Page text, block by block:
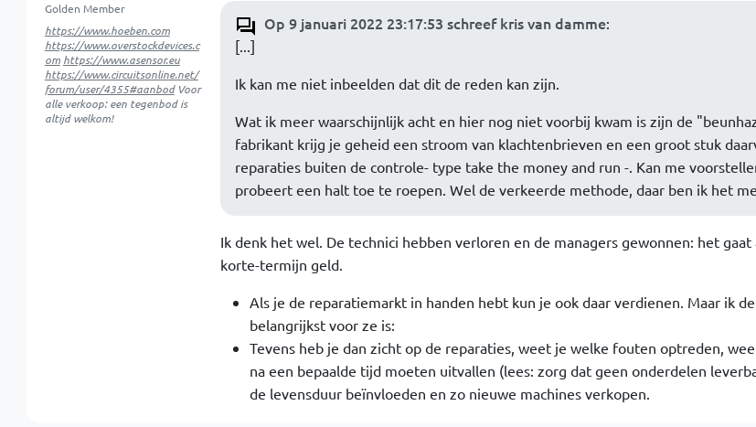
Golden Member
https://www.hoeben.com
https://www.overstockdevices.c
om https://www.asensor.eu
https://www.circuitsonline.net/
forum/user/4355#aanbodVoor
alle verkoop: een tegenbod is
altijd welkom!
Op 9 januari 2022 23:17:53 schreef kris van damme:
[...]
Ik kan me niet inbeelden dat dit de reden kan zijn.
Wat ik meer waarschijnlijk acht en hier nog niet voorbij kwam is zijn de
fabrikant krijg je geheid een stroom van klachtenbrieven en een groot stuk
reparaties buiten de controle- type take the money and run -. Kan me
probeert een halt toe te roepen. Wel de verkeerde methode, daar ben ik het
Ik denk het wel. De technici hebben verloren en de managers gewonnen: het
korte-termijn geld.
Als je de reparatiemarkt in handen hebt kun je ook daar verdienen. Maar ik
belangrijkst voor ze is:
Tevens heb je dan zicht op de reparaties, weet je welke fouten optreden,
na een bepaalde tijd moeten uitvallen (lees: zorg dat geen onderdelen
de levensduur beïnvloeden en zo nieuwe machines verkopen.